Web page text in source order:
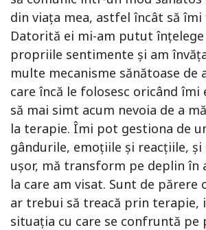
din viața mea, astfel încât să îmi
Datorită ei mi-am putut înțelege
propriile sentimente și am
multe mecanisme sănătoase de
care încă le folosesc oricând îmi
să mai simt acum nevoia de a
la terapie. Îmi pot gestiona de
gândurile, emoțiile și reacțiile, și
ușor, mă transform pe deplin în
la care am visat. Sunt de părere
ar trebui să treacă prin terapie,
situația cu care se confruntă pe